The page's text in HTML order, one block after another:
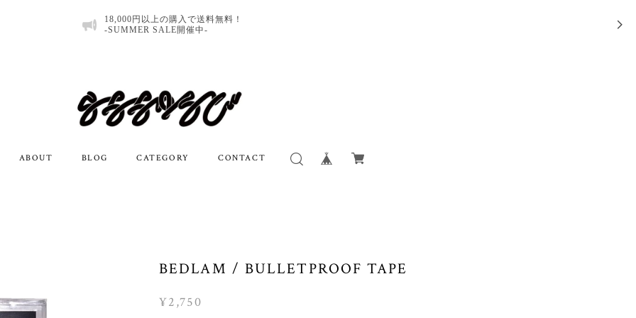
18,000円以上の購入で送料無料！
-SUMMER SALE開催中-
ABOUT BLOG CATEGORY CONTACT
BEDLAM / BULLETPROOF TAPE
¥2,750